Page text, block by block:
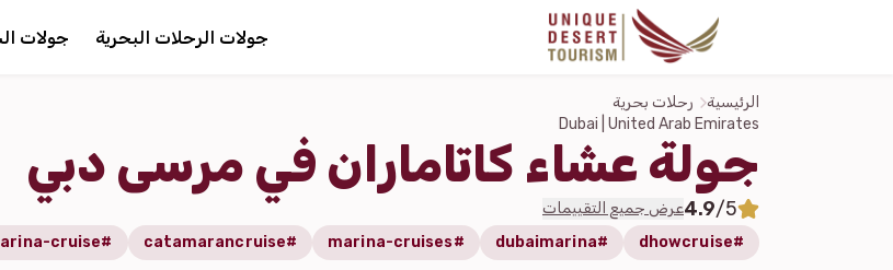
جولات الرحلات البحرية جولات
الرئيسية رحلات بحرية
Dubai | United Arab Emirates
جولة عشاء كاتاماران في مرسى دبي
4.9/5
عرض جميع التقييمات
#dhowcruise
#dubaimarina
#marina-cruises
#catamarancruise
#marina-cruise